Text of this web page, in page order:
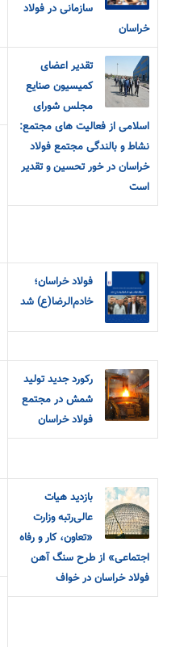
سازمانی در فولاد
خراسان
تقدیر اعضای
کمیسیون صنایع
مجلس شورای
اسلامی از فعالیت های مجتمع:
نشاط و بالندگی مجتمع فولاد
خراسان در خور تحسین و تقدیر
است
فولاد خراسان؛
خادم‌الرضا(ع) شد
رکورد جدید تولید
شمش در مجتمع
فولاد خراسان
بازدید هیات
عالی‌رتبه وزارت
«تعاون، کار و رفاه
اجتماعی» از طرح سنگ آهن
فولاد خراسان در خواف